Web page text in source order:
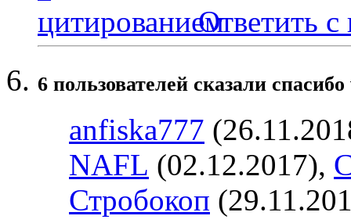
Ответить с
6 пользователей сказали
anfiska777
NAFL (02.12.2017),
Стробокоп